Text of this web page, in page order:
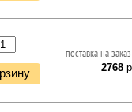
поставка на
2768